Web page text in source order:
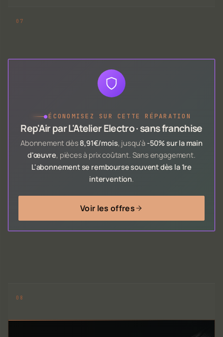
●ÉCONOMISEZ SUR CETTE RÉPARATION
Rep'Air par L'Atelier Electro · sans franchise
Abonnement dès 8,91€/mois, jusqu'à -50% sur la main
d'œuvre, pièces à prix coûtant. Sans engagement.
L'abonnement se rembourse souvent dès la 1re
intervention.
Voir les offres